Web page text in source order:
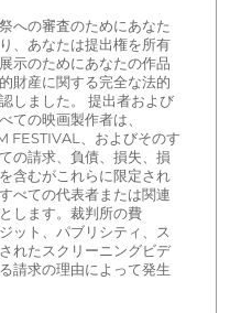
への審査のためにあなた
、あなたは提出権を所有
示のためにあなたの作品
財産に関する完全な法的
しました。 提出者および
ての映画製作者は、
FESTIVAL、およびそのす
の請求、負債、損失、損
含むがこれらに限定され
べての代表者または関連
します。裁判所の費
ット、パブリシティ、ス
れたスクリーニングビデ
請求の理由によって発生